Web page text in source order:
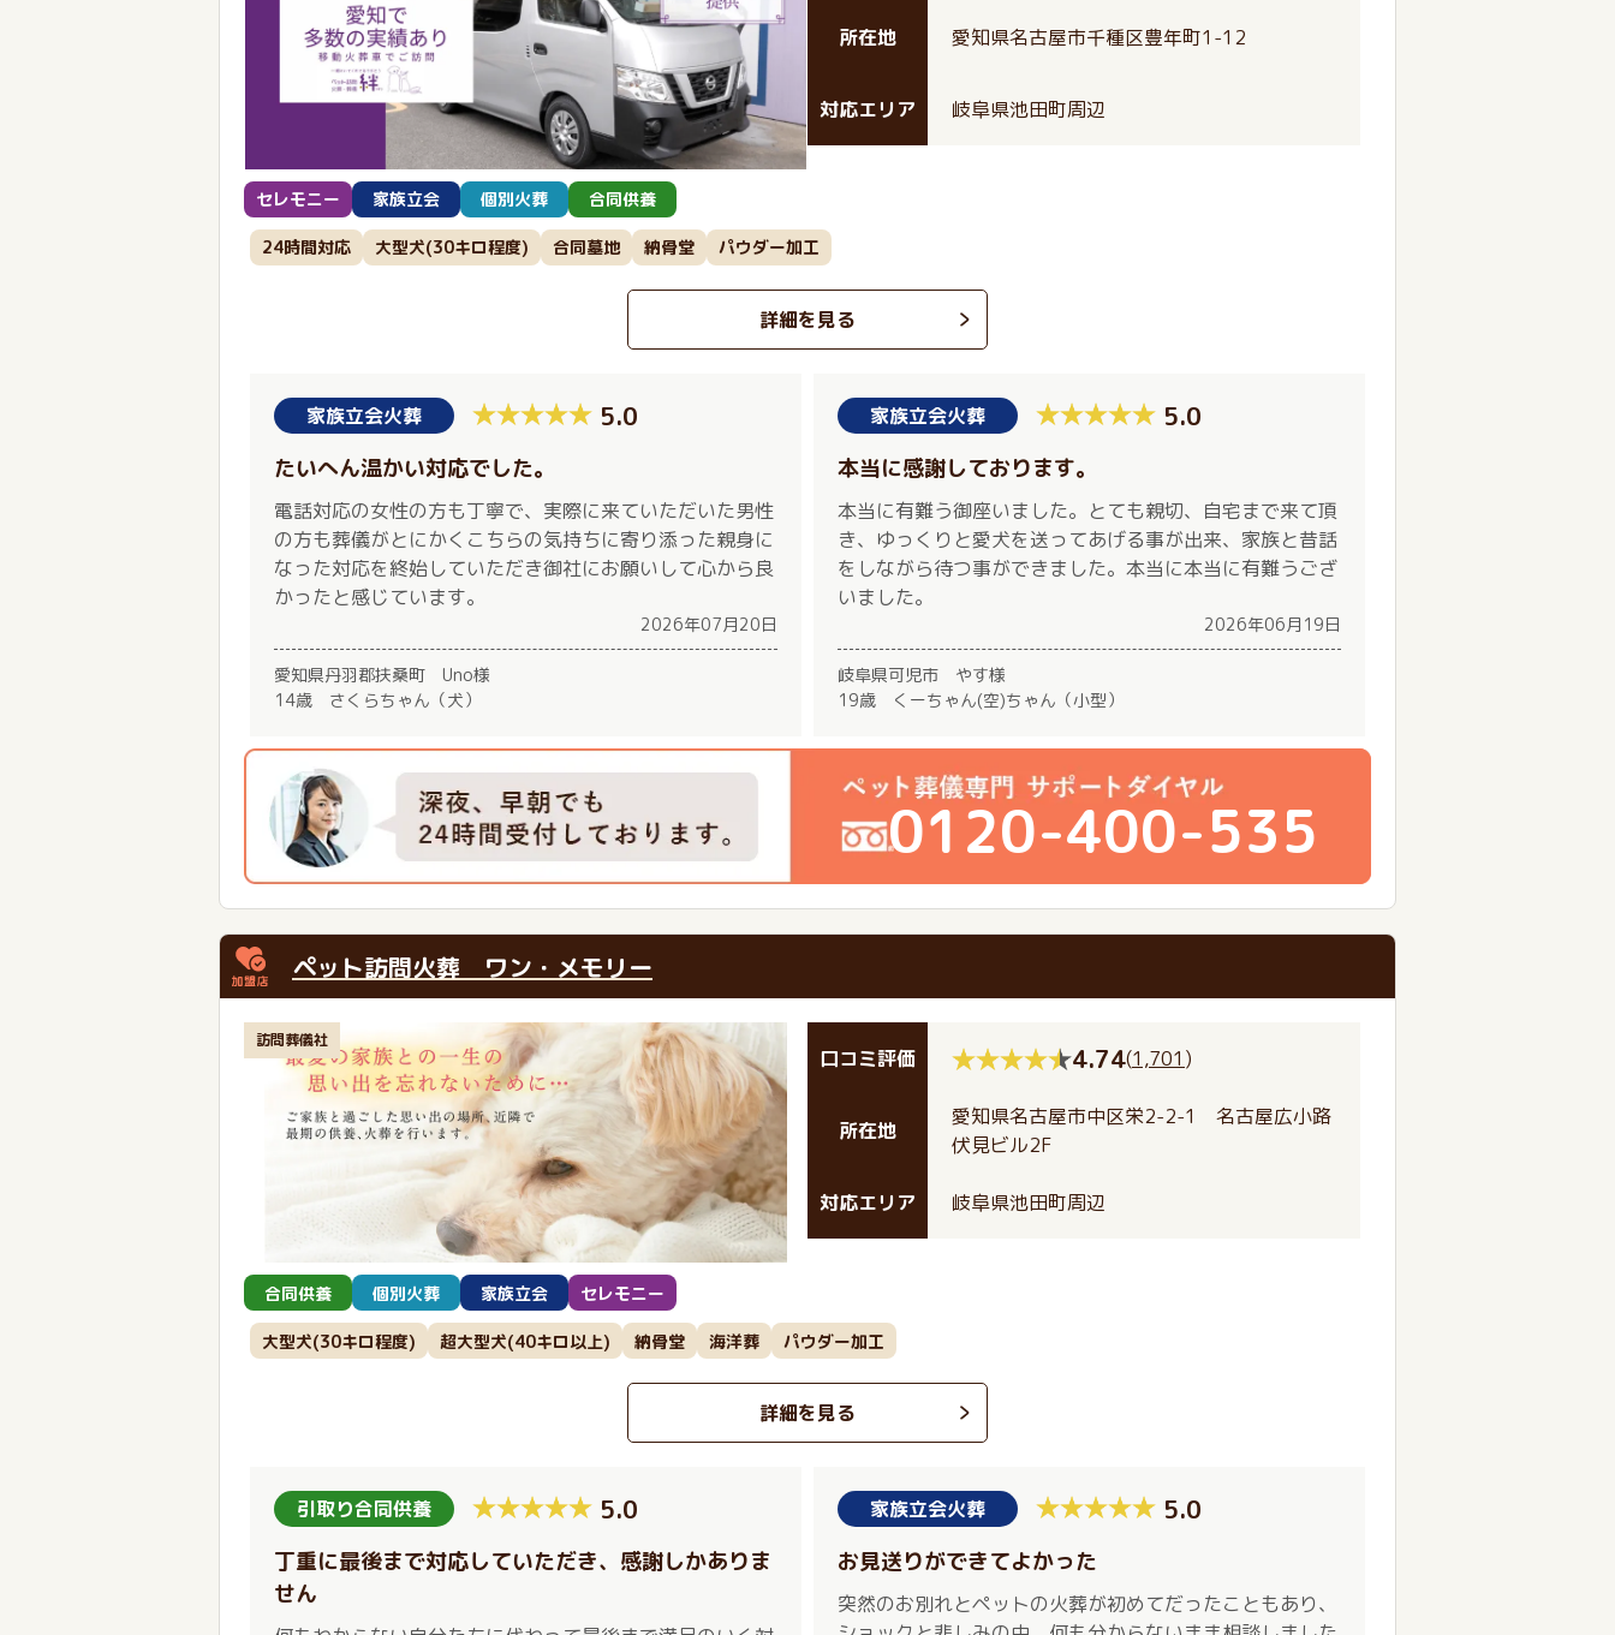
所在地 愛知県名古屋市千種区豊年町1-12
対応エリア 岐阜県池田町周辺
セレモニー 家族立会 個別火葬 合同供養
24時間対応 大型犬(30キロ程度) 合同墓地 納骨堂 パウダー加工
詳細を見る
家族立会火葬 5.0
たいへん温かい対応でした。
電話対応の女性の方も丁寧で、実際に来ていただいた男性
の方も葬儀がとにかくこちらの気持ちに寄り添った親身に
なった対応を終始していただき御社にお願いして心から良
かったと感じています。
2026年07月20日
愛知県丹羽郡扶桑町 Uno様
14歳 さくらちゃん（犬）
家族立会火葬 5.0
本当に感謝しております。
本当に有難う御座いました。とても親切、自宅まで来て頂
き、ゆっくりと愛犬を送ってあげる事が出来、家族と昔話
をしながら待つ事ができました。本当に本当に有難うござ
いました。
2026年06月19日
岐阜県可児市 やす様
19歳 くーちゃん(空)ちゃん（小型）
0120-400-535
ペット訪問火葬 ワン・メモリー
訪問葬儀社
口コミ評価 4.74(1,701 )
所在地
愛知県名古屋市中区栄2-2-1 名古屋広小路
伏見ビル2F
対応エリア 岐阜県池田町周辺
合同供養 個別火葬 家族立会 セレモニー
大型犬(30キロ程度) 超大型犬(40キロ以上) 納骨堂 海洋葬 パウダー加工
詳細を見る
引取り合同供養 5.0
丁重に最後まで対応していただき、感謝しかありま
せん
家族立会火葬 5.0
お見送りができてよかった
突然のお別れとペットの火葬が初めてだったこともあり、